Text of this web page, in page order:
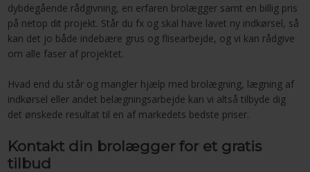
dybdegående rådgivning, en erfaren brolægger samt en billig pris
på netop dit projekt. Står du fx og skal have lavet ny indkørsel, så
kan det jo både indebære grus og flisearbejde, og vi kan rådgive
om alle faser af projektet.
Hvad end du står og mangler hjælp med brolægning, lægning af
indkørsel eller andet belægningsarbejde kan vi altså tilbyde dig
det ønskede resultat til en af markedets bedste priser.
Kontakt din brolægger for et gratis
tilbud